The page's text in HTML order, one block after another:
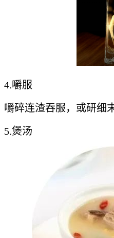
4.嚼服
嚼碎连渣吞服，或研细
5.煲汤